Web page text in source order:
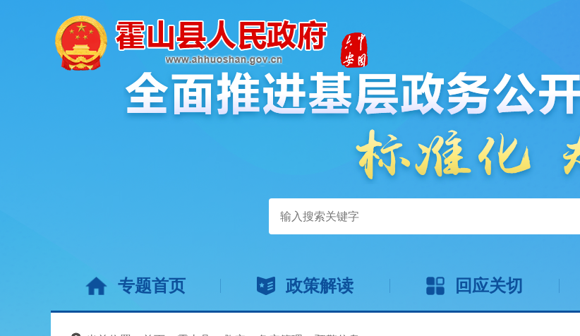
专题首页 政策解读 回应关切